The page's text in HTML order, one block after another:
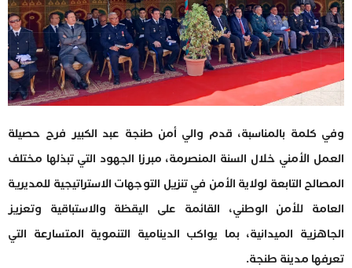
وفي كلمة بالمناسبة، قدم والي أمن طنجة عبد الكبير فرح حصيلة
العمل الأمني خلال السنة المنصرمة، مبرزا الجهود التي تبذلها مختلف
المصالح التابعة لولاية الأمن في تنزيل التوجهات الاستراتيجية للمديرية
العامة للأمن الوطني، القائمة على اليقظة والاستباقية وتعزيز
الجاهزية الميدانية، بما يواكب الدينامية التنموية المتسارعة التي
تعرفها مدينة طنجة.